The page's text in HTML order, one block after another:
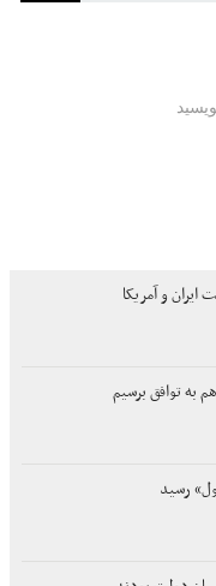
به توافق برسیم
رسید